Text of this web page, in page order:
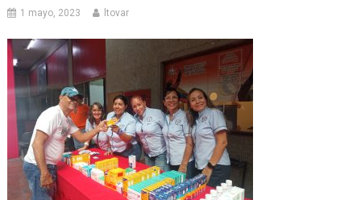
1 mayo, 2023 ltovar